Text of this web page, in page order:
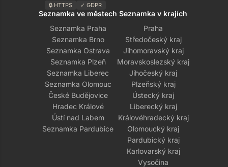
🔒 HTTPS ✓ GDPR
Seznamka ve městech
Seznamka Praha
Seznamka Brno
Seznamka Ostrava
Seznamka Plzeň
Seznamka Liberec
Seznamka Olomouc
České Budějovice
Hradec Králové
Ústí nad Labem
Seznamka Pardubice
Seznamka v krajích
Praha
Středočeský kraj
Jihomoravský kraj
Moravskoslezský kraj
Jihočeský kraj
Plzeňský kraj
Ústecký kraj
Liberecký kraj
Královéhradecký kraj
Olomoucký kraj
Pardubický kraj
Karlovarský kraj
Vysočina